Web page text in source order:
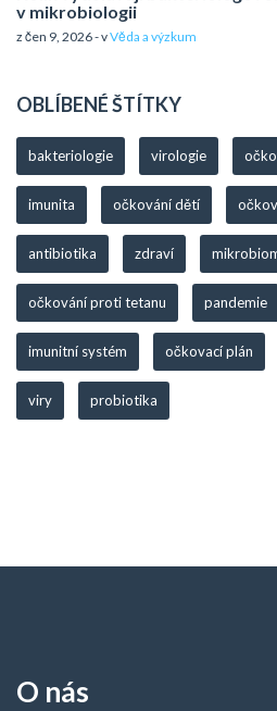
v mikrobiologii
z čen 9, 2026 - vVěda a výzkum
OBLÍBENÉ ŠTÍTKY
bakteriologie virologie
imunita očkování dětí
antibiotika zdraví
očkování proti tetanu pandemie
imunitní systém očkovací plán
viry probiotika
O nás